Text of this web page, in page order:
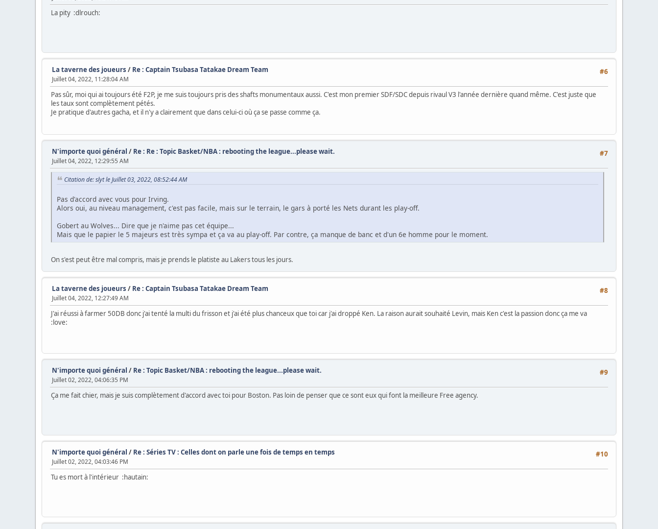
La pity :dlrouch:
#6
La taverne des joueurs / Re : Captain Tsubasa Tatakae Dream Team
Juillet 04, 2022, 11:28:04 AM
Pas sûr, moi qui ai toujours été F2P, je me suis toujours pris des shafts monumentaux aussi. C'est mon premier SDF/SDC depuis rivaul V3 l'année dernière quand même. C'est juste que
les taux sont complètement pétés.
Je pratique d'autres gacha, et il n'y a clairement que dans celui-ci où ça se passe comme ça.
#7
N'importe quoi général / Re : Re : Topic Basket/NBA : rebooting the league...please wait.
Juillet 04, 2022, 12:29:55 AM
Citation de: slyt le Juillet 03, 2022, 08:52:44 AM
Pas d'accord avec vous pour Irving.
Alors oui, au niveau management, c'est pas facile, mais sur le terrain, le gars à porté les Nets durant les play-off.
Gobert au Wolves... Dire que je n'aime pas cet équipe...
Mais que le papier le 5 majeurs est très sympa et ça va au play-off. Par contre, ça manque de banc et d'un 6e homme pour le moment.
On s'est peut être mal compris, mais je prends le platiste au Lakers tous les jours.
#8
La taverne des joueurs / Re : Captain Tsubasa Tatakae Dream Team
Juillet 04, 2022, 12:27:49 AM
J'ai réussi à farmer 50DB donc j'ai tenté la multi du frisson et j'ai été plus chanceux que toi car j'ai droppé Ken. La raison aurait souhaité Levin, mais Ken c'est la passion donc ça me va
:love:
#9
N'importe quoi général / Re : Topic Basket/NBA : rebooting the league...please wait.
Juillet 02, 2022, 04:06:35 PM
Ça me fait chier, mais je suis complètement d'accord avec toi pour Boston. Pas loin de penser que ce sont eux qui font la meilleure Free agency.
#10
N'importe quoi général / Re : Séries TV : Celles dont on parle une fois de temps en temps
Juillet 02, 2022, 04:03:46 PM
Tu es mort à l'intérieur :hautain: